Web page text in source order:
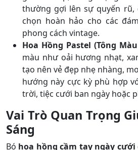
thường gợi lên sự quyến rũ,
chọn hoàn hảo cho các
phong cách vintage.
Hoa Hồng Pastel (Tông
màu như oải hương nhạt,
tạo nên vẻ đẹp nhẹ nhàng,
hướng này cực kỳ phù hợp
trời, tiệc cưới ban ngày hoặc
Vai Trò Quan Trọng
Sáng
Bó hoa hồng cầm tay ngày cưới